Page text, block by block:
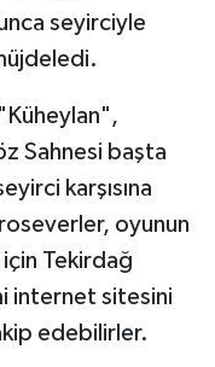
seyirciyle
Sahnesi başta
karşısına
oyunun
Tekirdağ
internet sitesini
edebilirler.